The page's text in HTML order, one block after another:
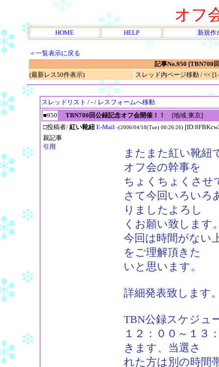
オフ
HOME HELP 新規作
＜一覧表示に戻る
記事No.950 [TBN700
(最新レス50件表示)
スレッド内ページ移動 / <<
スレッドリスト / - / レスフォームへ移動
■950
TBN700回公録記念オフ会開催！！
[地域:東京]
□投稿者/ 紅い靴紐 E-Mail -(2006/04/18(Tue) 00:26:26)
親記事
引用
またまた紅い靴紐
オフ会の幹事を
ちょくちょくさせ
さて今回いろいろ
りましたよろし
くお願い致します
今回は時間がない
をご理解頂きた
いと思います。
詳細発表致します
TBN公録スケジュ
１２：００～１３
きます、当選さ
れた方は別の時間